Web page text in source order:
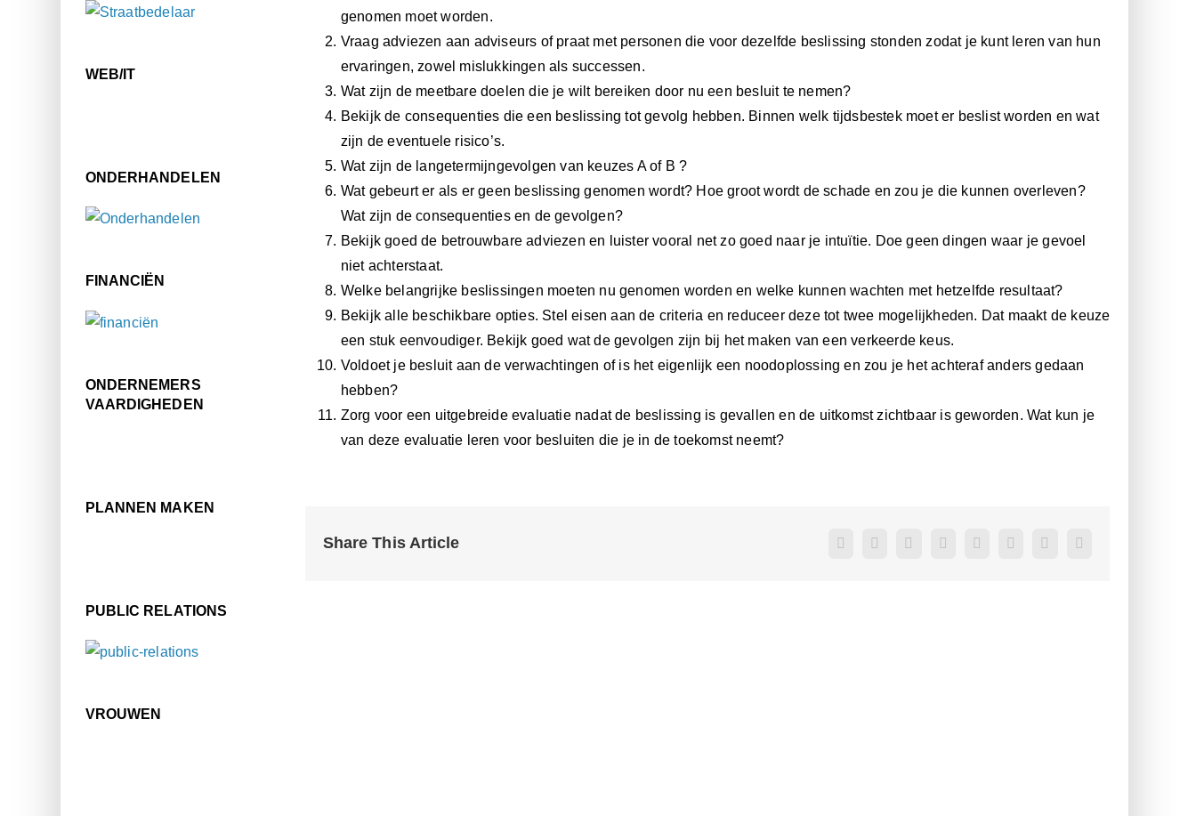
genomen moet worden.
Vraag adviezen aan adviseurs of praat met personen die voor dezelfde beslissing stonden zodat je kunt leren van hun
ervaringen, zowel mislukkingen als successen.
Wat zijn de meetbare doelen die je wilt bereiken door nu een besluit te nemen?
Bekijk de consequenties die een beslissing tot gevolg hebben. Binnen welk tijdsbestek moet er beslist worden en wat
zijn de eventuele risico’s.
Wat zijn de langetermijngevolgen van keuzes A of B ?
Wat gebeurt er als er geen beslissing genomen wordt? Hoe groot wordt de schade en zou je die kunnen overleven?
Wat zijn de consequenties en de gevolgen?
Bekijk goed de betrouwbare adviezen en luister vooral net zo goed naar je intuïtie. Doe geen dingen waar je gevoel
niet achterstaat.
Welke belangrijke beslissingen moeten nu genomen worden en welke kunnen wachten met hetzelfde resultaat?
Bekijk alle beschikbare opties. Stel eisen aan de criteria en reduceer deze tot twee mogelijkheden. Dat maakt de keuze
een stuk eenvoudiger. Bekijk goed wat de gevolgen zijn bij het maken van een verkeerde keus.
Voldoet je besluit aan de verwachtingen of is het eigenlijk een noodoplossing en zou je het achteraf anders gedaan
hebben?
Zorg voor een uitgebreide evaluatie nadat de beslissing is gevallen en de uitkomst zichtbaar is geworden. Wat kun je
van deze evaluatie leren voor besluiten die je in de toekomst neemt?
Share This Article FacebookTwitter Reddit LinkedInWhatsApp
Pinterest
WEB/IT
ONDERHANDELEN
FINANCIËN
ONDERNEMERS
VAARDIGHEDEN
PLANNEN MAKEN
PUBLIC RELATIONS
VROUWEN